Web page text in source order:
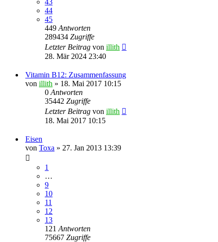
43
44
45
449 Antworten
289434 Zugriffe
Letzter Beitrag von illith
28. Mär 2024 23:40
Vitamin B12: Zusammenfassung
von illith » 18. Mai 2017 10:15
0 Antworten
35442 Zugriffe
Letzter Beitrag von illith
18. Mai 2017 10:15
Eisen
von Toxa » 27. Jan 2013 13:39
1
…
9
10
11
12
13
121 Antworten
75667 Zugriffe